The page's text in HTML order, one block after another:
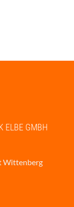
ELBE GMBH
Wittenberg